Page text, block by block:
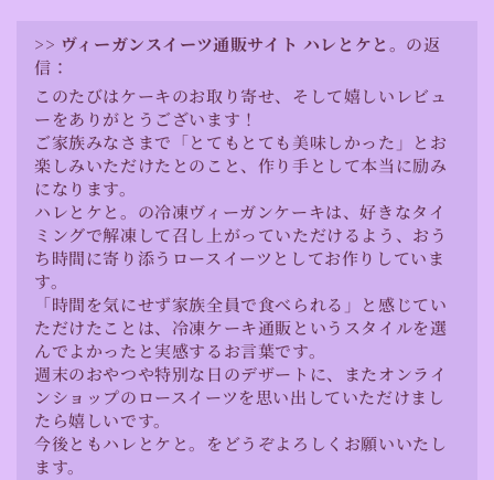
>> ヴィーガンスイーツ通販サイト ハレとケと。 の返
信：
このたびはケーキのお取り寄せ、そして嬉しいレビュ
ーをありがとうございます！
ご家族みなさまで「とてもとても美味しかった」とお
楽しみいただけたとのこと、作り手として本当に励み
になります。
ハレとケと。の冷凍ヴィーガンケーキは、好きなタイ
ミングで解凍して召し上がっていただけるよう、おう
ち時間に寄り添うロースイーツとしてお作りしていま
す。
「時間を気にせず家族全員で食べられる」と感じてい
ただけたことは、冷凍ケーキ通販というスタイルを選
んでよかったと実感するお言葉です。
週末のおやつや特別な日のデザートに、またオンライ
ンショップのロースイーツを思い出していただけまし
たら嬉しいです。
今後ともハレとケと。をどうぞよろしくお願いいたし
ます。